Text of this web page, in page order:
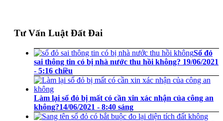
Tư Vấn Luật Đất Đai
Sổ đỏ
sai thông tin có bị nhà nước thu hồi không? 19/06/2021
- 5:16 chiều
Làm lại sổ đỏ bị mất có cần xin xác nhận của công an
không?14/06/2021 - 8:40 sáng